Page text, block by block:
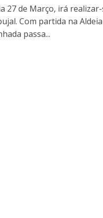
27 de Março, irá
Com partida na
passa...